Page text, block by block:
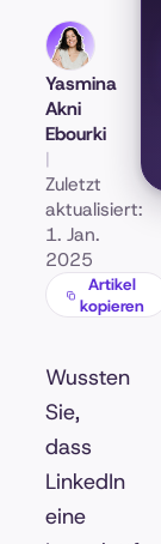
Yasmina
Akni
Ebourki
|
Zuletzt
aktualisiert:
1. Jan.
2025
Artikel
kopieren
Wussten
Sie,
dass
LinkedIn
eine